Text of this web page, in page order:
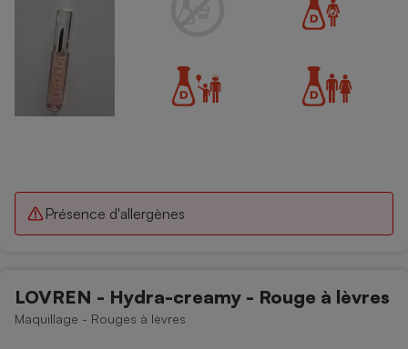
Présence d'allergènes
LOVREN - Hydra-creamy - Rouge à lèvres
Maquillage - Rouges à lèvres